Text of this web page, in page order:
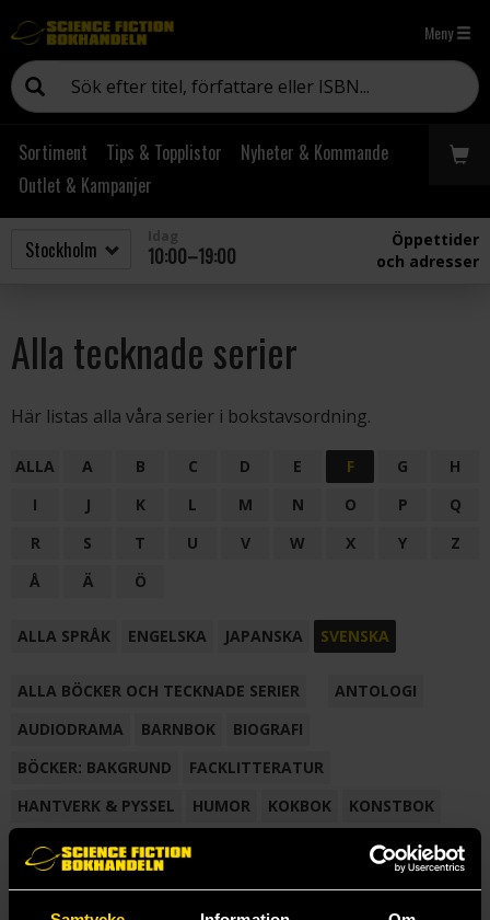
Meny
Sortiment Tips & Topplistor
Nyheter & Kommande
Outlet & Kampanjer
10:00–19:00
Öppettider
och adresser
Alla tecknade serier
Här listas alla våra serier i bokstavsordning.
ALLA A B C D E F G
H
I
J K L M N O P
Q
R
S T U V W X Y
Z
Å
Ä Ö
ALLA SPRÅK ENGELSKA JAPANSKA SVENSKA
ALLA BÖCKER OCH TECKNADE SERIER
ANTOLOGI
AUDIODRAMA
BARNBOK
BIOGRAFI
BÖCKER: BAKGRUND
FACKLITTERATUR
HANTVERK & PYSSEL
HUMOR KOKBOK
KONSTBOK
KORTROMAN
LÄROBOK
NOVELL